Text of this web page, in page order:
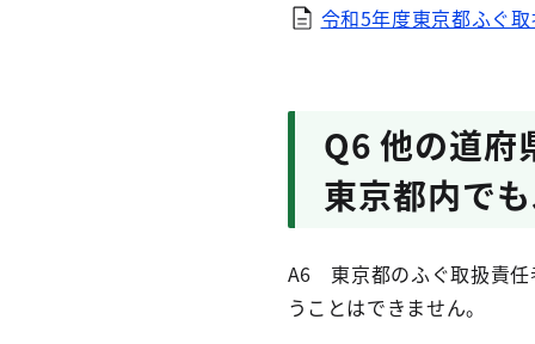
令和5年度東京都ふぐ
Q6 他の道府
東京都内で
A6 東京都のふぐ取扱責任
うことはできません。